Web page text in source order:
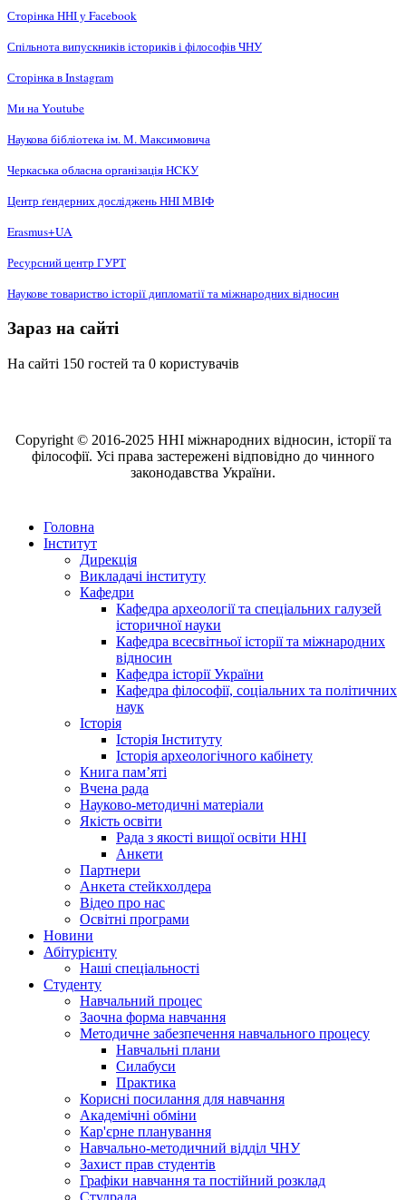
Сторінка ННІ у Facebook
Спільнота випускників істориків і філософів ЧНУ
Сторінка в Instagram
Ми на Youtube
Наукова бібліотека ім. М. Максимовича
Черкаська обласна організація НCКУ
Центр ґендерних досліджень ННІ МВІФ
Erasmus+UA
Ресурсний центр ГУРТ
Наукове товариство історії дипломатії та міжнародних відносин
Зараз на сайті
На сайті 150 гостей та 0 користувачів
Copyright © 2016-2025 ННІ міжнародних відносин, історії та
філософії. Усі права застережені відповідно до чинного
законодавства України.
Головна
Інститут
Дирекція
Викладачі інституту
Кафедри
Кафедра археології та спеціальних галузей
історичної науки
Кафедра всесвітньої історії та міжнародних
відносин
Кафедра історії України
Кафедра філософії, соціальних та політичних
наук
Історія
Історія Інституту
Історія археологічного кабінету
Книга памʼяті
Вчена рада
Науково-методичні матеріали
Якість освіти
Рада з якості вищої освіти ННІ
Анкети
Партнери
Анкета стейкхолдера
Відео про нас
Освітні програми
Hовини
Абітурієнту
Наші спеціальності
Студенту
Навчальний процес
Заочна форма навчання
Методичне забезпечення навчального процесу
Навчальні плани
Силабуси
Практика
Корисні посилання для навчання
Академічні обміни
Кар'єрне планування
Навчально-методичний відділ ЧНУ
Захист прав студентів
Графіки навчання та постійний розклад
Студрада